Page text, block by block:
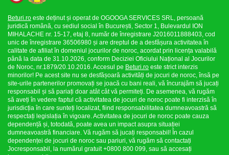
Beturi.ro este deținut și operat de OGOOGA SERVICES SRL, persoană
juridică română, cu sediul social în București, Sector 1, Bulevardul ION
MIHALACHE nr. 15-17, etaj 8, număr de înregistrare J2016011888403, cod
unic de înregistrare 36506980 și are dreptul de a desfășura activitatea în
calitate de afiliat în domeniul jocurilor de noroc, acordat prin licența valabilă
până la data de 31.10.2026, conform Deciziei Oficiului Național al Jocurilor
de Noroc, nr.1879/20.10.2016. Accesul pe Beturi.ro este strict interzis
minorilor! Pe acest site nu se desfășoară activități de jocuri de noroc, însă pe
site-urile partenerilor promovați se joacă cu bani reali, vă încurajăm să jucați
responsabil și să pariați doar atât cât vă permiteți. De asemenea, vă rugăm
să aveți în vedere faptul că activitatea de jocuri de noroc poate fi interzisă în
jurisdicția în care sunteți localizat, fiind responsabilitatea dumneavoastră să
respectați legislația în vigoare. Activitatea de jocuri de noroc poate cauza
dependență și, totodată, poate avea un impact asupra situației
dumneavoastră financiare. Vă rugăm să jucați responsabil! În cazul
dependenței de jocuri de noroc sau pariuri, vă rugăm să contactați
Jocresponsabil, la numărul gratuit +0800 800 099, sau să accesați